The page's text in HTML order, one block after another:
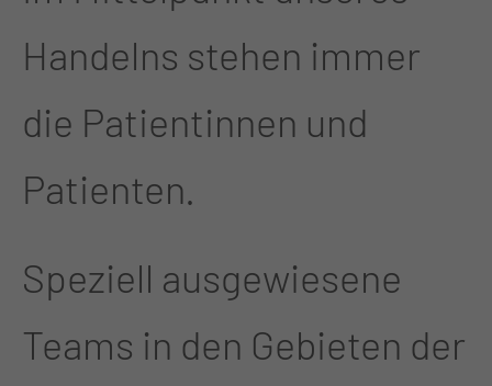
Handelns stehen immer
die Patientinnen und
Patienten.
Speziell ausgewiesene
Teams in den Gebieten der